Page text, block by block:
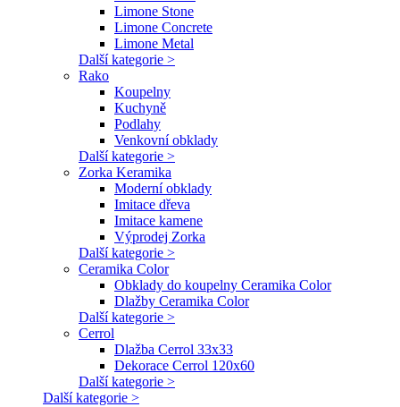
Limone Stone
Limone Concrete
Limone Metal
Další kategorie >
Rako
Koupelny
Kuchyně
Podlahy
Venkovní obklady
Další kategorie >
Zorka Keramika
Moderní obklady
Imitace dřeva
Imitace kamene
Výprodej Zorka
Další kategorie >
Ceramika Color
Obklady do koupelny Ceramika Color
Dlažby Ceramika Color
Další kategorie >
Cerrol
Dlažba Cerrol 33x33
Dekorace Cerrol 120x60
Další kategorie >
Další kategorie >